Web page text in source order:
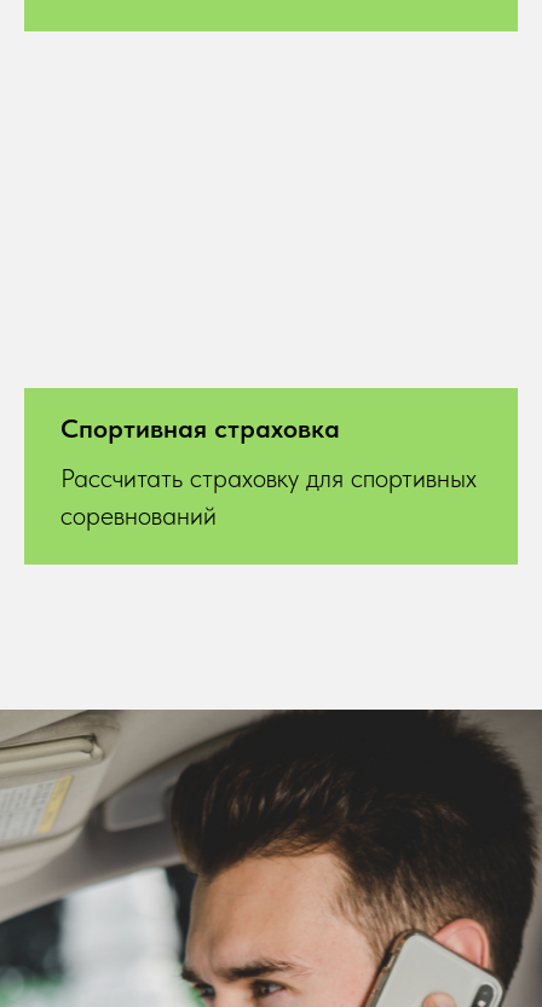
Спортивная страховка
Рассчитать страховку для спортивных
соревнований